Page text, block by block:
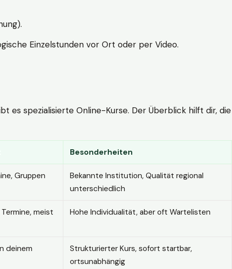
Einzelstunden vor Ort oder per Video.
es spezialisierte Online-Kurse. Der Überblick hilft dir, die
Besonderheiten
Gruppen
Bekannte Institution, Qualität regional
unterschiedlich
meist
Hohe Individualität, aber oft Wartelisten
deinem
Strukturierter Kurs, sofort startbar,
ortsunabhängig